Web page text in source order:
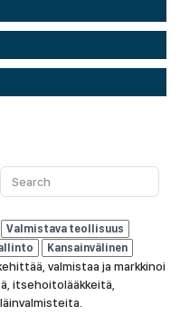
Valmistava teollisuus
Kansainvälinen
valmistaa ja markkinoi
itsehoitolääkkeitä,